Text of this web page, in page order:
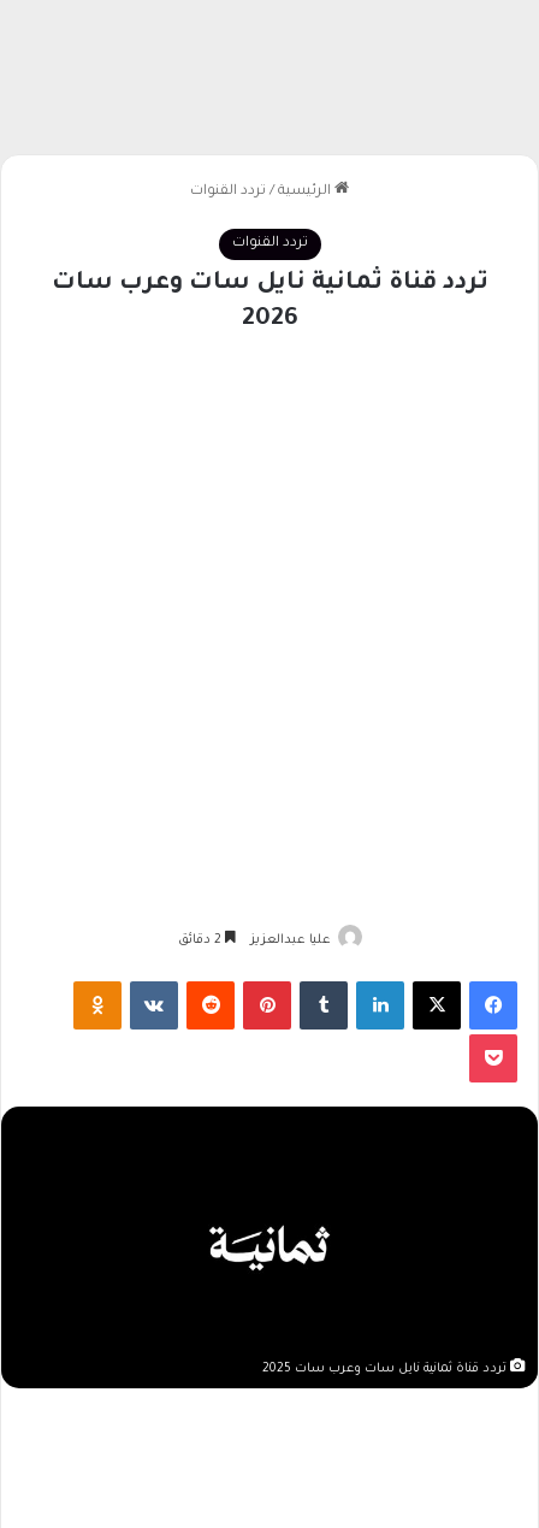
الرئيسية / تردد القنوات
تردد القنوات
تردد قناة ثمانية نايل سات وعرب سات
2026
عليا عبدالعزيز
فيسبوك لينكدإن بينتيريست
تردد قناة ثمانية نايل سات وعرب سات 2025